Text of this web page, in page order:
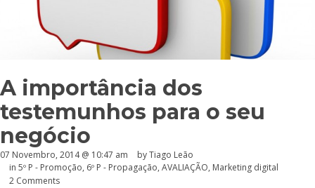
A importância dos
testemunhos para o seu
negócio
07 Novembro, 2014 @ 10:47 am
by Tiago Leão
in 5º P - Promoção, 6º P - Propagação, AVALIAÇÃO, Marketing digital
2 Comments